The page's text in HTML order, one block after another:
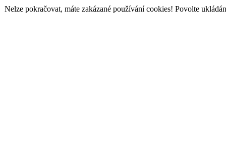
Nelze pokračovat, máte zakázané používání cookies! Povolte